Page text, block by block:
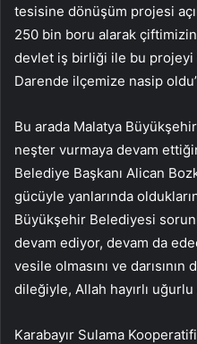
tesisine dönüşüm projesi
250 bin boru alarak
devlet iş birliği ile bu projeyi
Darende ilçemize nasip
Bu arada Malatya
neşter vurmaya devam
Belediye Başkanı Alican
gücüyle yanlarında
Büyükşehir Belediyesi
devam ediyor, devam da
vesile olmasını ve
dileğiyle, Allah hayırlı
Karabayır Sulama